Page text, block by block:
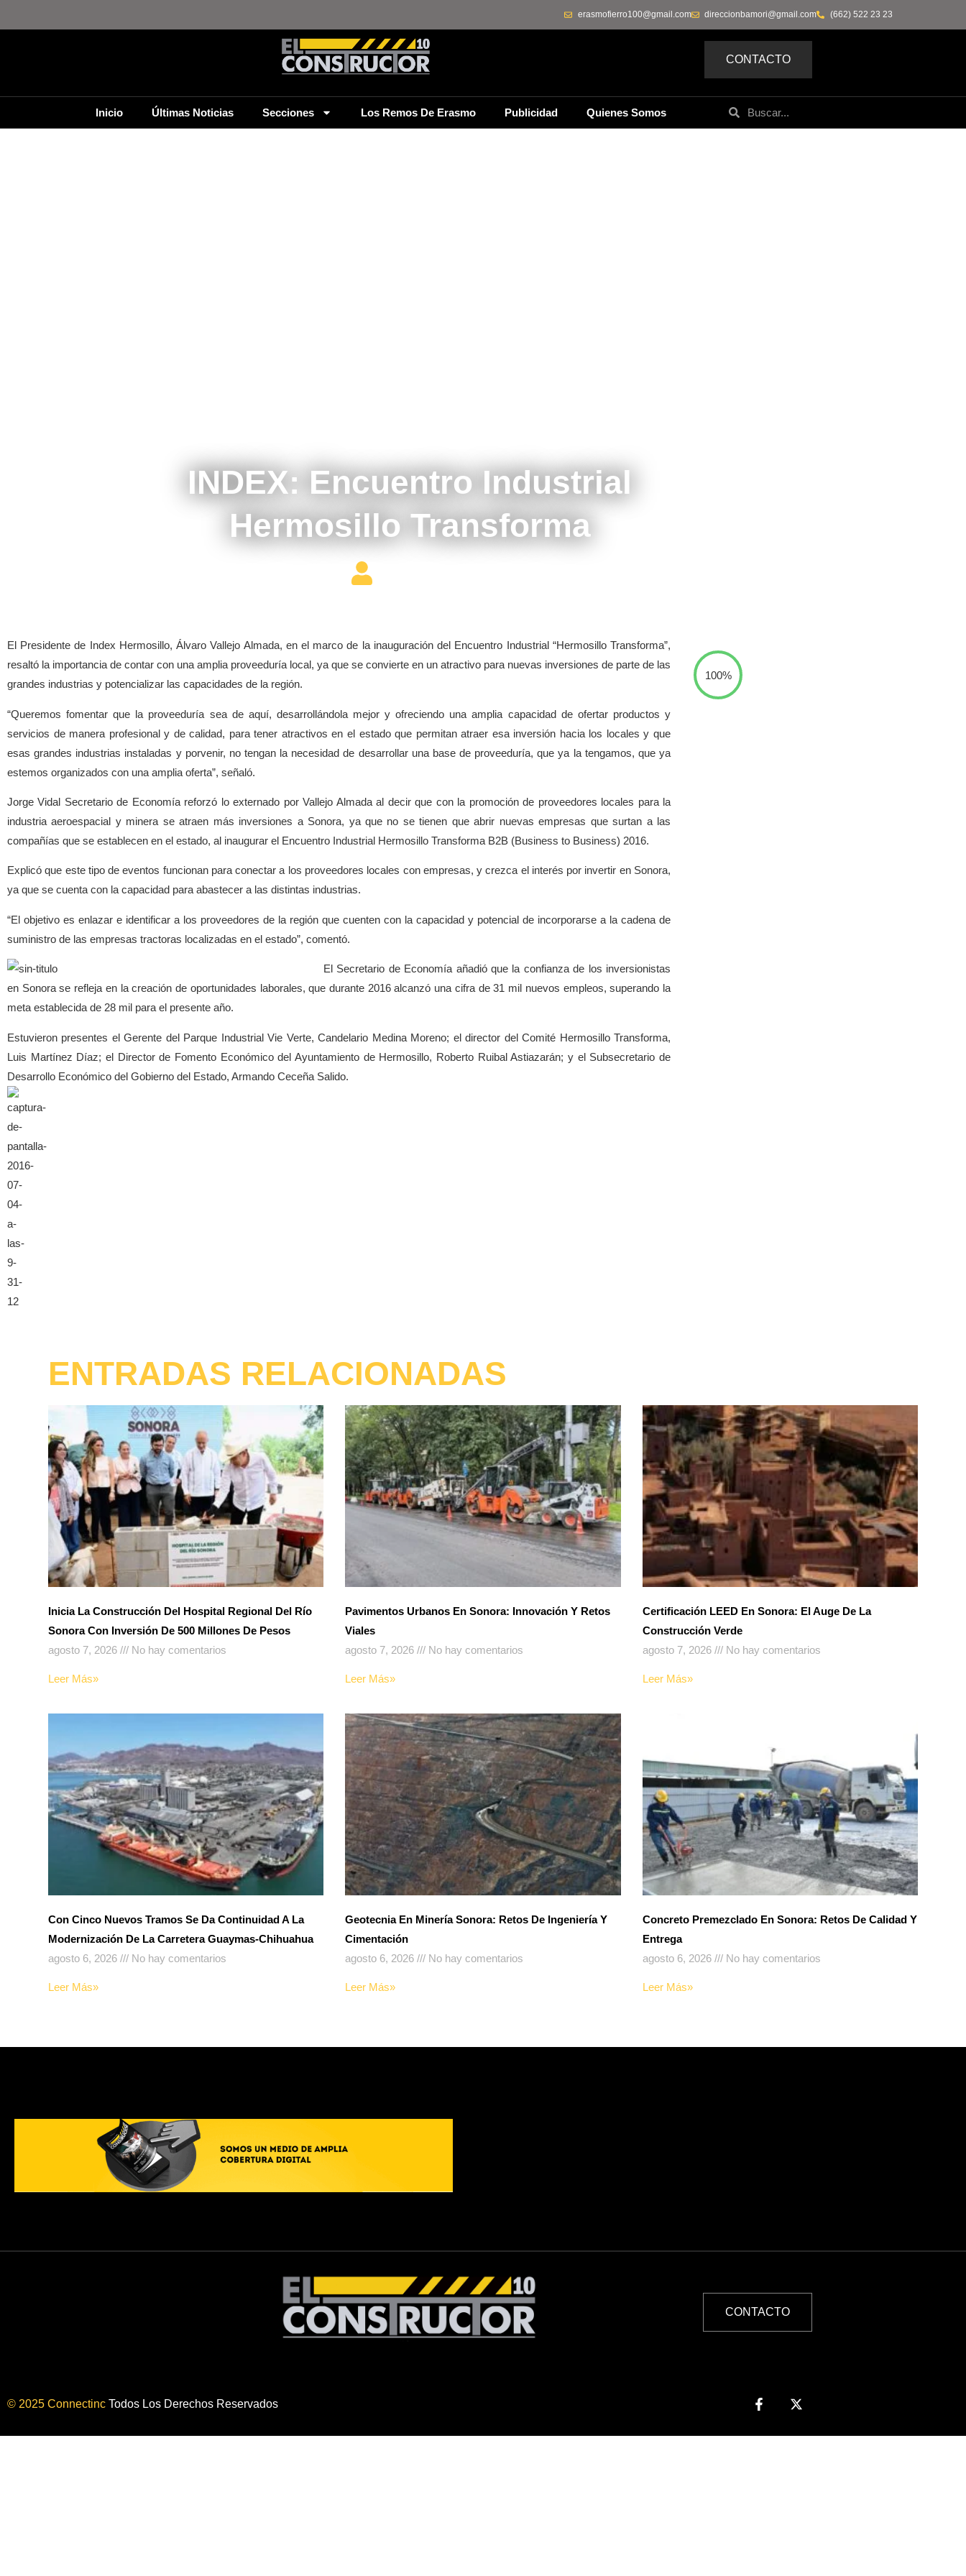
(662) 522 23 23
direccionbamori@gmail.com
erasmofierro100@gmail.com
CONTACTO
Inicio Últimas Noticias Secciones Los Remos De Erasmo Publicidad Quienes Somos
INDEX: Encuentro Industrial
Hermosillo Transforma
El Presidente de Index Hermosillo, Álvaro Vallejo Almada, en el marco de la inauguración del Encuentro Industrial “Hermosillo Transforma”,
resaltó la importancia de contar con una amplia proveeduría local, ya que se convierte en un atractivo para nuevas inversiones de parte de las
grandes industrias y potencializar las capacidades de la región.
“Queremos fomentar que la proveeduría sea de aquí, desarrollándola mejor y ofreciendo una amplia capacidad de ofertar productos y
servicios de manera profesional y de calidad, para tener atractivos en el estado que permitan atraer esa inversión hacia los locales y que
esas grandes industrias instaladas y porvenir, no tengan la necesidad de desarrollar una base de proveeduría, que ya la tengamos, que ya
estemos organizados con una amplia oferta”, señaló.
Jorge Vidal Secretario de Economía reforzó lo externado por Vallejo Almada al decir que con la promoción de proveedores locales para la
industria aeroespacial y minera se atraen más inversiones a Sonora, ya que no se tienen que abrir nuevas empresas que surtan a las
compañías que se establecen en el estado, al inaugurar el Encuentro Industrial Hermosillo Transforma B2B (Business to Business) 2016.
Explicó que este tipo de eventos funcionan para conectar a los proveedores locales con empresas, y crezca el interés por invertir en Sonora,
ya que se cuenta con la capacidad para abastecer a las distintas industrias.
“El objetivo es enlazar e identificar a los proveedores de la región que cuenten con la capacidad y potencial de incorporarse a la cadena de
suministro de las empresas tractoras localizadas en el estado”, comentó.
El Secretario de Economía añadió que la confianza de los inversionistas
en Sonora se refleja en la creación de oportunidades laborales, que durante 2016 alcanzó una cifra de 31 mil nuevos empleos, superando la
meta establecida de 28 mil para el presente año.
Estuvieron presentes el Gerente del Parque Industrial Vie Verte, Candelario Medina Moreno; el director del Comité Hermosillo Transforma,
Luis Martínez Díaz; el Director de Fomento Económico del Ayuntamiento de Hermosillo, Roberto Ruibal Astiazarán; y el Subsecretario de
Desarrollo Económico del Gobierno del Estado, Armando Ceceña Salido.
100%
ENTRADAS RELACIONADAS
Inicia La Construcción Del Hospital Regional Del Río
Sonora Con Inversión De 500 Millones De Pesos
agosto 7, 2026
No hay comentarios
Leer Más»
Pavimentos Urbanos En Sonora: Innovación Y Retos
Viales
agosto 7, 2026
No hay comentarios
Leer Más»
Certificación LEED En Sonora: El Auge De La
Construcción Verde
agosto 7, 2026
No hay comentarios
Leer Más»
Con Cinco Nuevos Tramos Se Da Continuidad A La
Modernización De La Carretera Guaymas-Chihuahua
agosto 6, 2026
No hay comentarios
Leer Más»
Geotecnia En Minería Sonora: Retos De Ingeniería Y
Cimentación
agosto 6, 2026
No hay comentarios
Leer Más»
Concreto Premezclado En Sonora: Retos De Calidad Y
Entrega
agosto 6, 2026
No hay comentarios
Leer Más»
CONTACTO
© 2025 Connectinc Todos Los Derechos Reservados